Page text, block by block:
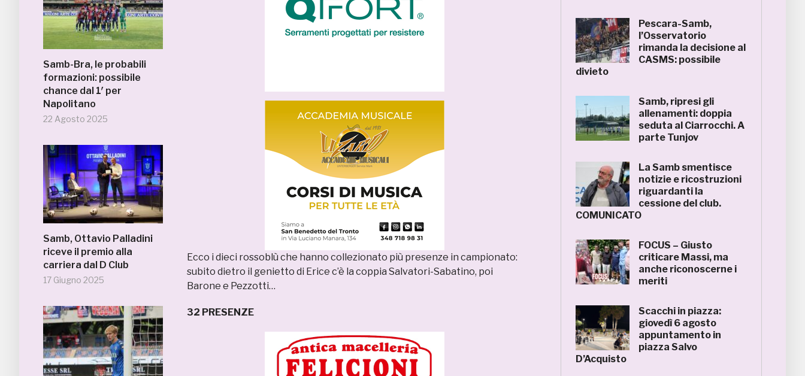
Samb-Bra, le probabili
formazioni: possibile
chance dal 1′ per
Napolitano
22 Agosto 2025
Samb, Ottavio Palladini
riceve il premio alla
carriera dal D Club
17 Giugno 2025
Ecco i dieci rossoblù che hanno collezionato più presenze in campionato:
subito dietro il genietto di Erice c’è la coppia Salvatori-Sabatino, poi
Barone e Pezzotti…
32 PRESENZE
Pescara-Samb,
l’Osservatorio
rimanda la decisione al
CASMS: possibile
divieto
Samb, ripresi gli
allenamenti: doppia
seduta al Ciarrocchi. A
parte Tunjov
La Samb smentisce
notizie e ricostruzioni
riguardanti la
cessione del club.
COMUNICATO
FOCUS – Giusto
criticare Massi, ma
anche riconoscerne i
meriti
Scacchi in piazza:
giovedì 6 agosto
appuntamento in
piazza Salvo
D’Acquisto